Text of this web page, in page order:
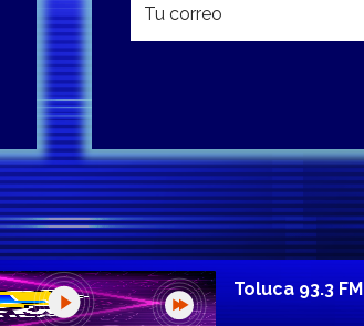
Toluca 93.3 FM